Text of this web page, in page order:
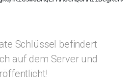
Schlüssel befindert
auf dem Server und